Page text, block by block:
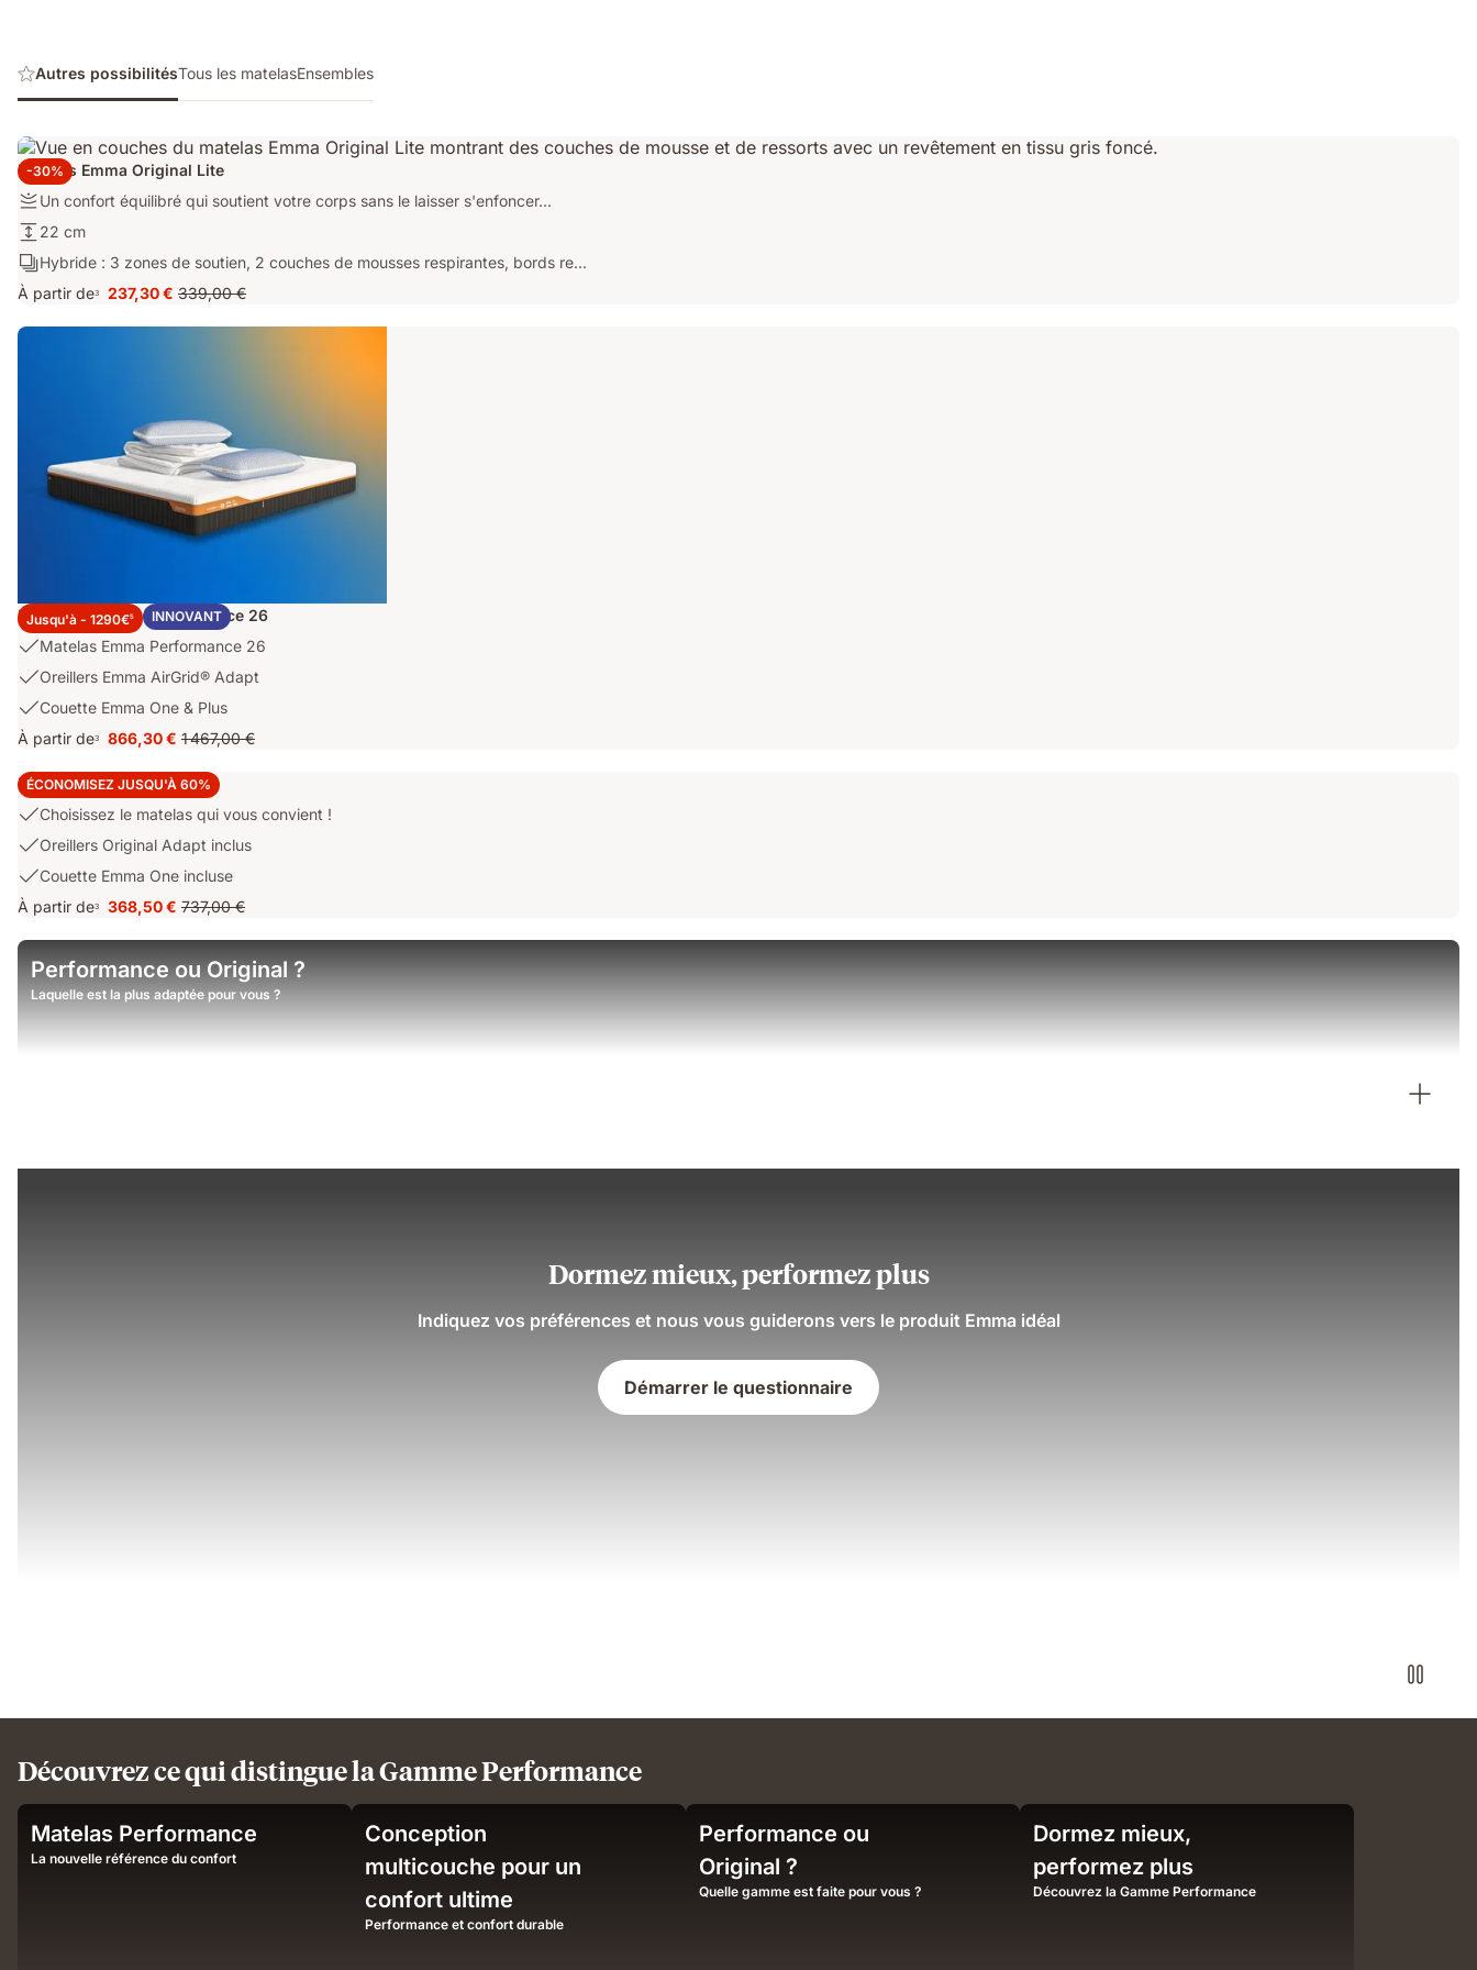
Autres possibilitésTous les matelasEnsembles
-30%
Matelas Emma Original Lite
Fermeté:
Un
confort
équilibré
qui
votre
Un confort équilibré qui soutient votre corps sans le laisser s'enfoncer...
Hauteur:
22
cm
22 cm
Calques:
Hybride
:
3
mousses
respirantes,
Hybride : 3 zones de soutien, 2 couches de mousses respirantes, bords re...
À partir de3
Prix
237,30 €
237,30 € Prix
d'origine
339,00 €
Jusqu'à - 1290€5 INNOVANT
Ensemble Emma Performance 26
USP
Matelas
Emma
Performance
Matelas Emma Performance 26
USP
Oreillers
Emma
Adapt
Oreillers Emma AirGrid® Adapt
USP
3:
Couette
Emma
One
&
Plus
Couette Emma One & Plus
À partir de3
Prix
866,30 €
866,30 € Prix
d'origine
1 467,00 €
1 467,00 €
ÉCONOMISEZ JUSQU'À 60%
Emma Super Deal+
Choisissez
matelas
qui
vous
!
Choisissez le matelas qui vous convient !
Oreillers
Original
Adapt
inclus
Oreillers Original Adapt inclus
Couette
Emma
One
incluse
Couette Emma One incluse
À partir de3
Prix
368,50 €
368,50 € Prix
d'origine
737,00 €
737,00 €
Performance ou Original ?
Laquelle est la plus adaptée pour vous ?
Dormez mieux, performez plus
Indiquez vos préférences et nous vous guiderons vers le produit Emma idéal
Démarrer le questionnaire
Découvrez ce qui distingue la Gamme Performance
Matelas Performance
La nouvelle référence du confort
Sleeper
on
Emma
Conception
multicouche pour un
confort ultime
Performance et confort durable
Man
sleeping
on
Emma
mattress
illustrating
Performance ou
Original ?
Quelle gamme est faite pour vous ?
Dormez mieux,
performez plus
Découvrez la Gamme Performance
Side
view
of
an
Emma